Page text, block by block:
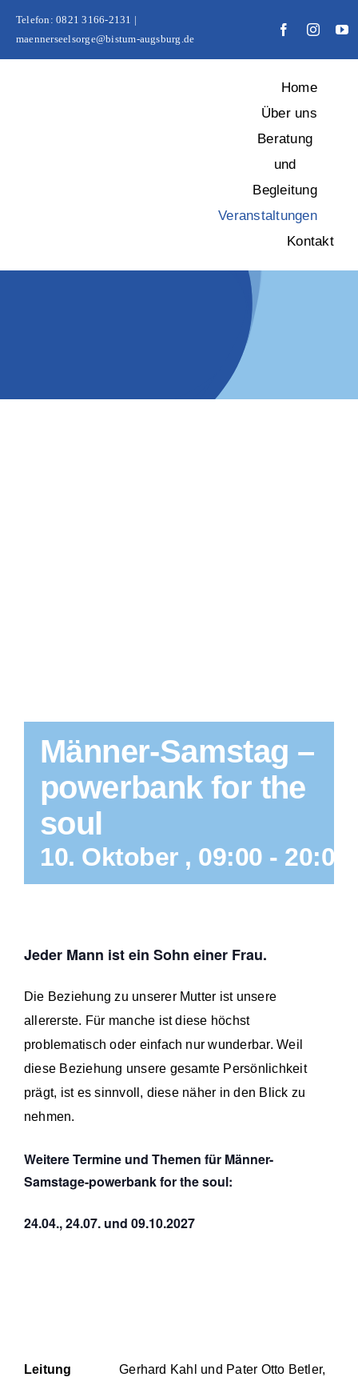
Inhalt
springen
Telefon: 0821 3166-2131 |
maennerseelsorge@bistum-augsburg.de
Home
Über uns
Beratung
und
Begleitung
Veranstaltungen
Kontakt
Männer-Samstag –
powerbank for the
soul
10. Oktober , 09:00 - 20:00
Jeder Mann ist ein Sohn einer Frau.
Die Beziehung zu unserer Mutter ist unsere
allererste. Für manche ist diese höchst
problematisch oder einfach nur wunderbar. Weil
diese Beziehung unsere gesamte Persönlichkeit
prägt, ist es sinnvoll, diese näher in den Blick zu
nehmen.
Weitere Termine und Themen für Männer-
Samstage-powerbank for the soul:
24.04., 24.07. und 09.10.2027
LeitungGerhard Kahl und Pater Otto Betler,